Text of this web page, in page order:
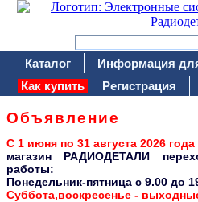
Каталог Информация
Как купить
Регистрация
Объявление
С 1 июня по 31 августа 2026 года
магазин РАДИОДЕТАЛИ
работы:
Понедельник-пятница c 9.00 до
Суббота,воскресенье -